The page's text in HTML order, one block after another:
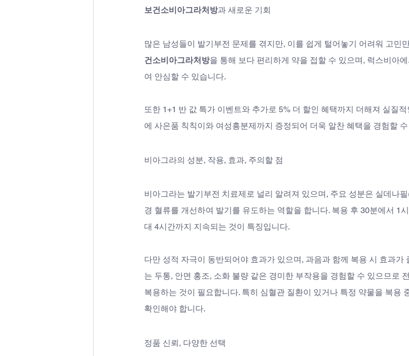
보건소비아그라처방과 새로운 기회
많은 남성들이 발기부전 문제를 겪지만, 이를 쉽게 털어놓기 어려워 고민
건소비아그라처방을 통해 보다 편리하게 약을 접할 수 있으며, 럭스비아
여 안심할 수 있습니다.
또한 1+1 반 값 특가 이벤트와 추가로 5% 더 할인 혜택까지 더해져 실질
에 사은품 칙칙이와 여성흥분제까지 증정되어 더욱 알찬 혜택을 경험할
비아그라의 성분, 작용, 효과, 주의할 점
비아그라는 발기부전 치료제로 널리 알려져 있으며, 주요 성분은 실데나
경 혈류를 개선하여 발기를 유도하는 역할을 합니다. 복용 후 30분에서 1
대 4시간까지 지속되는 것이 특징입니다.
다만 성적 자극이 동반되어야 효과가 있으며, 과음과 함께 복용 시 효과가
는 두통, 안면 홍조, 소화 불량 같은 경미한 부작용을 경험할 수 있으므로
복용하는 것이 필요합니다. 특히 심혈관 질환이 있거나 특정 약물을 복용
확인해야 합니다.
정품 신뢰, 다양한 선택